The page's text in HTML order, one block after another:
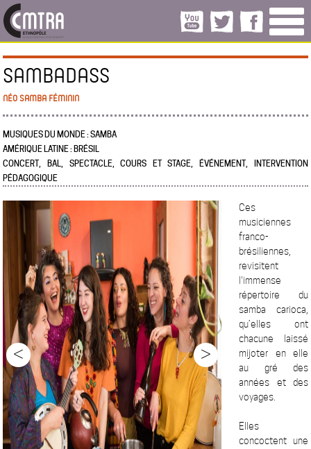
SAMBADASS
NÉO SAMBA FÉMININ
MUSIQUES DU MONDE : SAMBA
AMÉRIQUE LATINE : BRÉSIL
CONCERT, BAL, SPECTACLE, COURS ET STAGE, ÉVÉNEMENT, INTERVENTION
PÉDAGOGIQUE
< >
Ces
musiciennes
franco-
brésiliennes,
revisitent
l'immense
répertoire du
samba carioca,
qu’elles ont
chacune laissé
mijoter en elle
au gré des
années et des
voyages.
Elles
concoctent une